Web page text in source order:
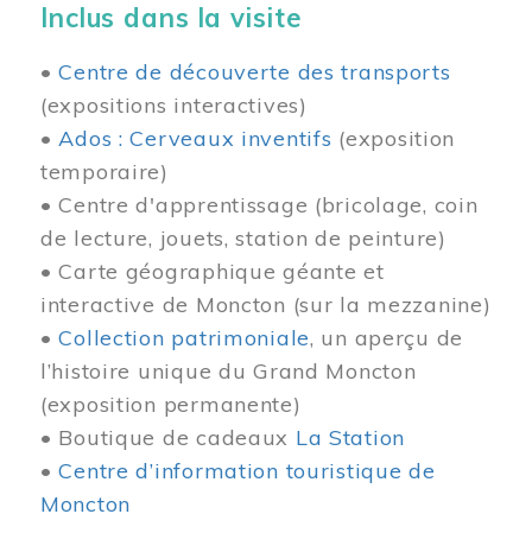
Inclus dans la visite
•Centre de découverte des transports
(expositions interactives)
•Ados : Cerveaux inventifs (exposition
temporaire)
• Centre d'apprentissage (bricolage, coin
de lecture, jouets, station de peinture)
• Carte géographique géante et
interactive de Moncton (sur la mezzanine)
•Collection patrimoniale, un aperçu de
l’histoire unique du Grand Moncton
(exposition permanente)
• Boutique de cadeaux La Station
•Centre d’information touristique de
Moncton